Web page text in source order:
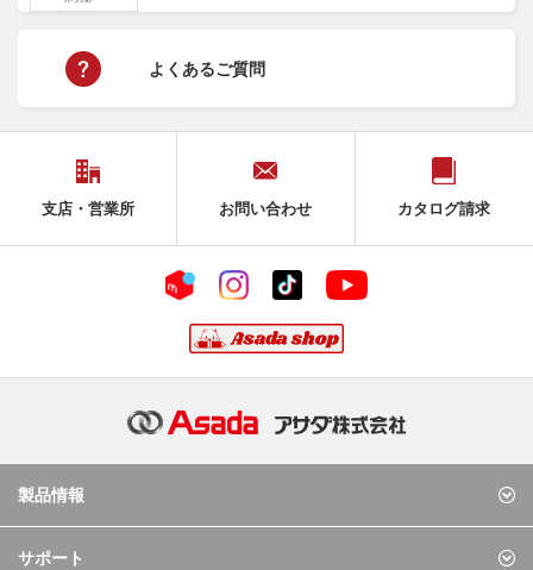
よくあるご質問
支店・営業所 お問い合わせ カタログ請求
製品情報
サポート